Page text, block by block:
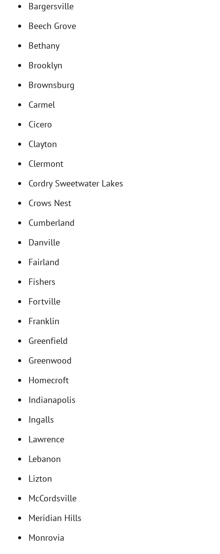
Bargersville
Beech Grove
Bethany
Brooklyn
Brownsburg
Carmel
Cicero
Clayton
Clermont
Cordry Sweetwater Lakes
Crows Nest
Cumberland
Danville
Fairland
Fishers
Fortville
Franklin
Greenfield
Greenwood
Homecroft
Indianapolis
Ingalls
Lawrence
Lebanon
Lizton
McCordsville
Meridian Hills
Monrovia